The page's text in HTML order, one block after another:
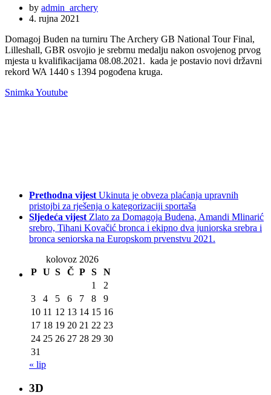
by admin_archery
4. rujna 2021
Domagoj Buden na turniru The Archery GB National Tour Final,
Lilleshall, GBR osvojio je srebrnu medalju nakon osvojenog prvog
mjesta u kvalifikacijama 08.08.2021. kada je postavio novi državni
rekord WA 1440 s 1394 pogođena kruga.
Snimka Youtube
Prethodna vijest Ukinuta je obveza plaćanja upravnih
pristojbi za rješenja o kategorizaciji sportaša
Sljedeća vijest Zlato za Domagoja Budena, Amandi Mlinarić
srebro, Tihani Kovačić bronca i ekipno dva juniorska srebra i
bronca seniorska na Europskom prvenstvu 2021.
kolovoz 2026
P U S Č P S
N
1
2
3
4 5 6 7 8
9
10 11 12 13 14 15 16
17 18 19 20 21 22 23
24 25 26 27 28 29 30
31
« lip
3D